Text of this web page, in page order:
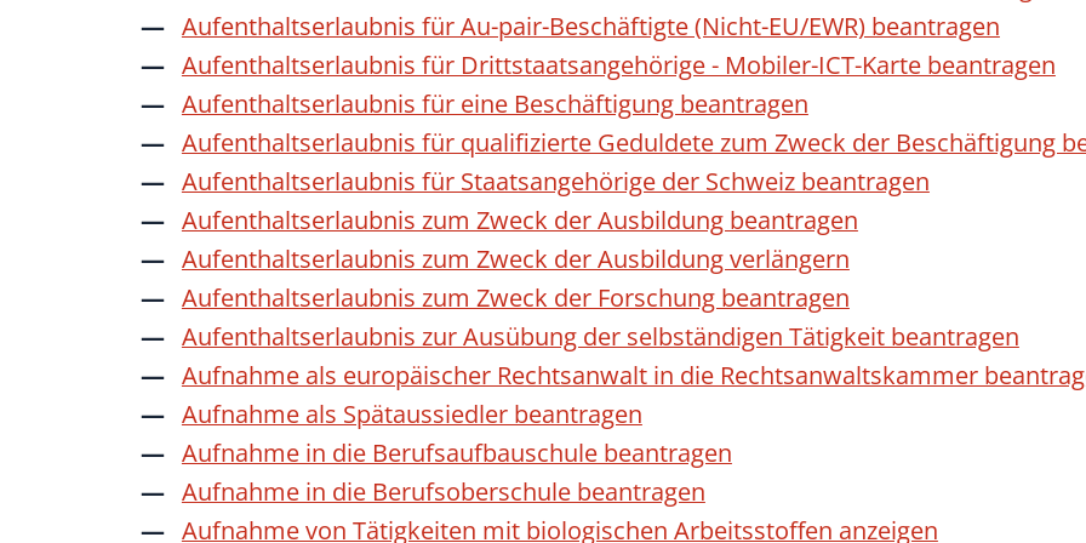
Aufenthaltserlaubnis für Au-pair-Beschäftigte (Nicht-EU/EWR) beantragen
Aufenthaltserlaubnis für Drittstaatsangehörige - Mobiler-ICT-Karte beantragen
Aufenthaltserlaubnis für eine Beschäftigung beantragen
Aufenthaltserlaubnis für qualifizierte Geduldete zum Zweck der Beschäftigung
Aufenthaltserlaubnis für Staatsangehörige der Schweiz beantragen
Aufenthaltserlaubnis zum Zweck der Ausbildung beantragen
Aufenthaltserlaubnis zum Zweck der Ausbildung verlängern
Aufenthaltserlaubnis zum Zweck der Forschung beantragen
Aufenthaltserlaubnis zur Ausübung der selbständigen Tätigkeit beantragen
Aufnahme als europäischer Rechtsanwalt in die Rechtsanwaltskammer
Aufnahme als Spätaussiedler beantragen
Aufnahme in die Berufsaufbauschule beantragen
Aufnahme in die Berufsoberschule beantragen
Aufnahme von Tätigkeiten mit biologischen Arbeitsstoffen anzeigen